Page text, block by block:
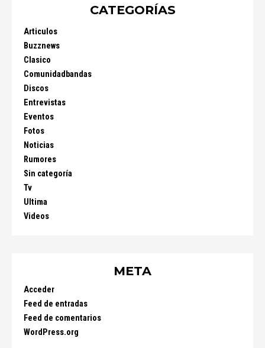
CATEGORÍAS
Articulos
Buzznews
Clasico
Comunidadbandas
Discos
Entrevistas
Eventos
Fotos
Noticias
Rumores
Sin categoría
Tv
Ultima
Videos
META
Acceder
Feed de entradas
Feed de comentarios
WordPress.org